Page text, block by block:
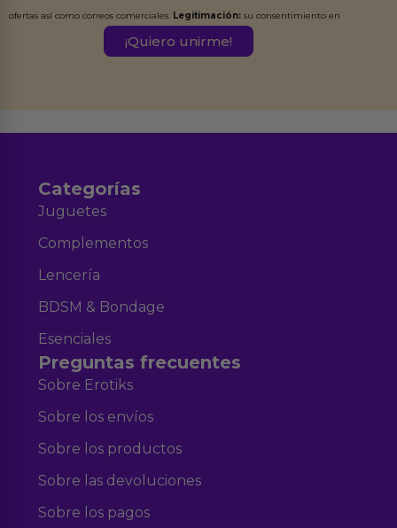
ofertas así como correos comerciales. Legitimación: su consentimiento en
Destinatarios:Ferran Roig Muñoz. Podrás ejercer tus
Categorías
Juguetes
Complementos
Lencería
BDSM & Bondage
Esenciales
Preguntas frecuentes
Sobre Erotiks
Sobre los envíos
Sobre los productos
Sobre las devoluciones
Sobre los pagos